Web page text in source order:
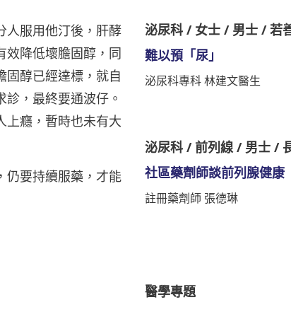
人服用他汀後，肝酵
效降低壞膽固醇，同
固醇已經達標，就自
，最終要通波仔。
上癮，暫時也未有大
仍要持續服藥，才能
泌尿科 / 女士 / 男士 / 若
難以預「尿」
泌尿科專科 林建文醫生
泌尿科 / 前列線 / 男士 /
社區藥劑師談前列腺健康
註冊藥劑師 張德琳
醫學專題